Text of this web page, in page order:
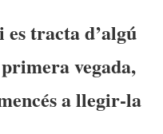
tracta d’algú
vegada,
a llegir-la